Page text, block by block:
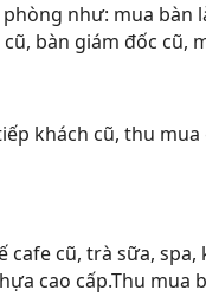
như: mua
bàn giám đốc cũ,
khách cũ, thu
cũ, trà sữa,
cao cấp.Thu